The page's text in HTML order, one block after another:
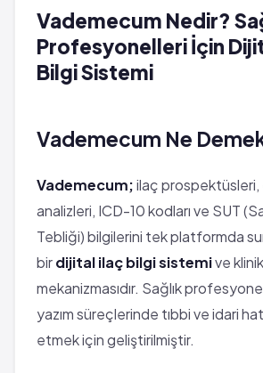
Vademecum Nedir?
Profesyonelleri İçin
Bilgi Sistemi
Vademecum Ne
Vademecum;ilaç prospektüsleri,
analizleri, ICD-10 kodları ve SUT
Tebliği) bilgilerini tek platformda
birdijital ilaç bilgi sistemive
mekanizmasıdır. Sağlık
yazım süreçlerinde tıbbi ve idari
etmek için geliştirilmiştir.